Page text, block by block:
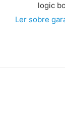
logic
Ler sobre